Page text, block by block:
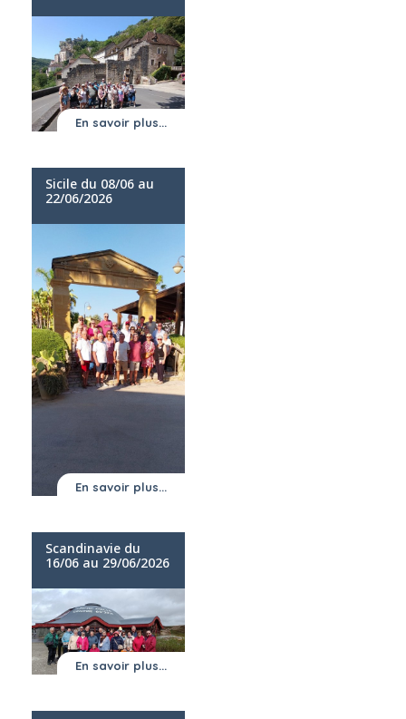
En savoir plus...
Sicile du 08/06 au
22/06/2026
En savoir plus...
Scandinavie du
16/06 au 29/06/2026
En savoir plus...